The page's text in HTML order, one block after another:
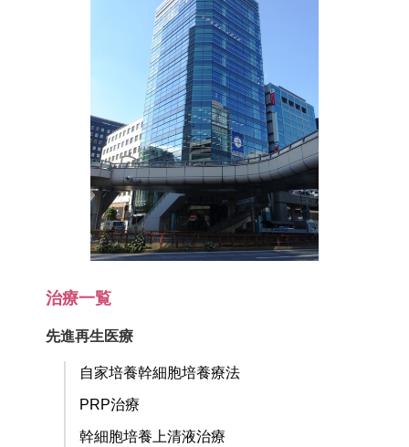
治療一覧
先進再生医療
自家培養幹細胞培養療法
PRP治療
幹細胞培養上清液治療